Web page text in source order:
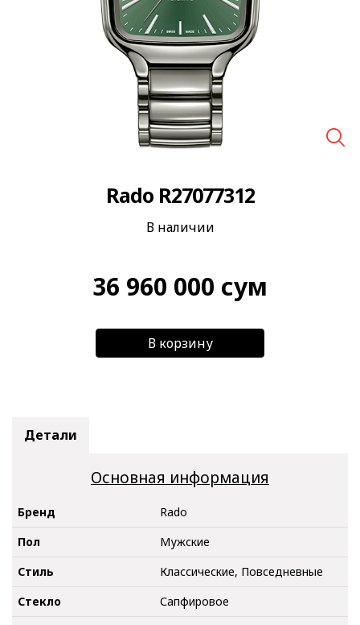
Rado R27077312
В наличии
36 960 000 сум
В корзину
Детали
Основная информация
Бренд
Rado
Пол
Мужские
Стиль
Классические, Повседневные
Стекло
Сапфировое